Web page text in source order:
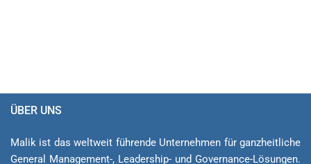
ÜBER UNS
Malik ist das weltweit führende Unternehmen für ganzheitliche
General Ma­na­ge­ment-, Lea­der­ship- und Governance-Lösungen.